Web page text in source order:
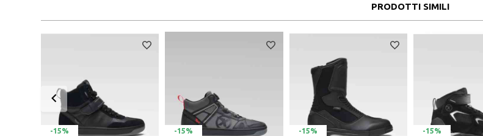
PRODOTTI SIMILI
-15% -15% -15% -15%